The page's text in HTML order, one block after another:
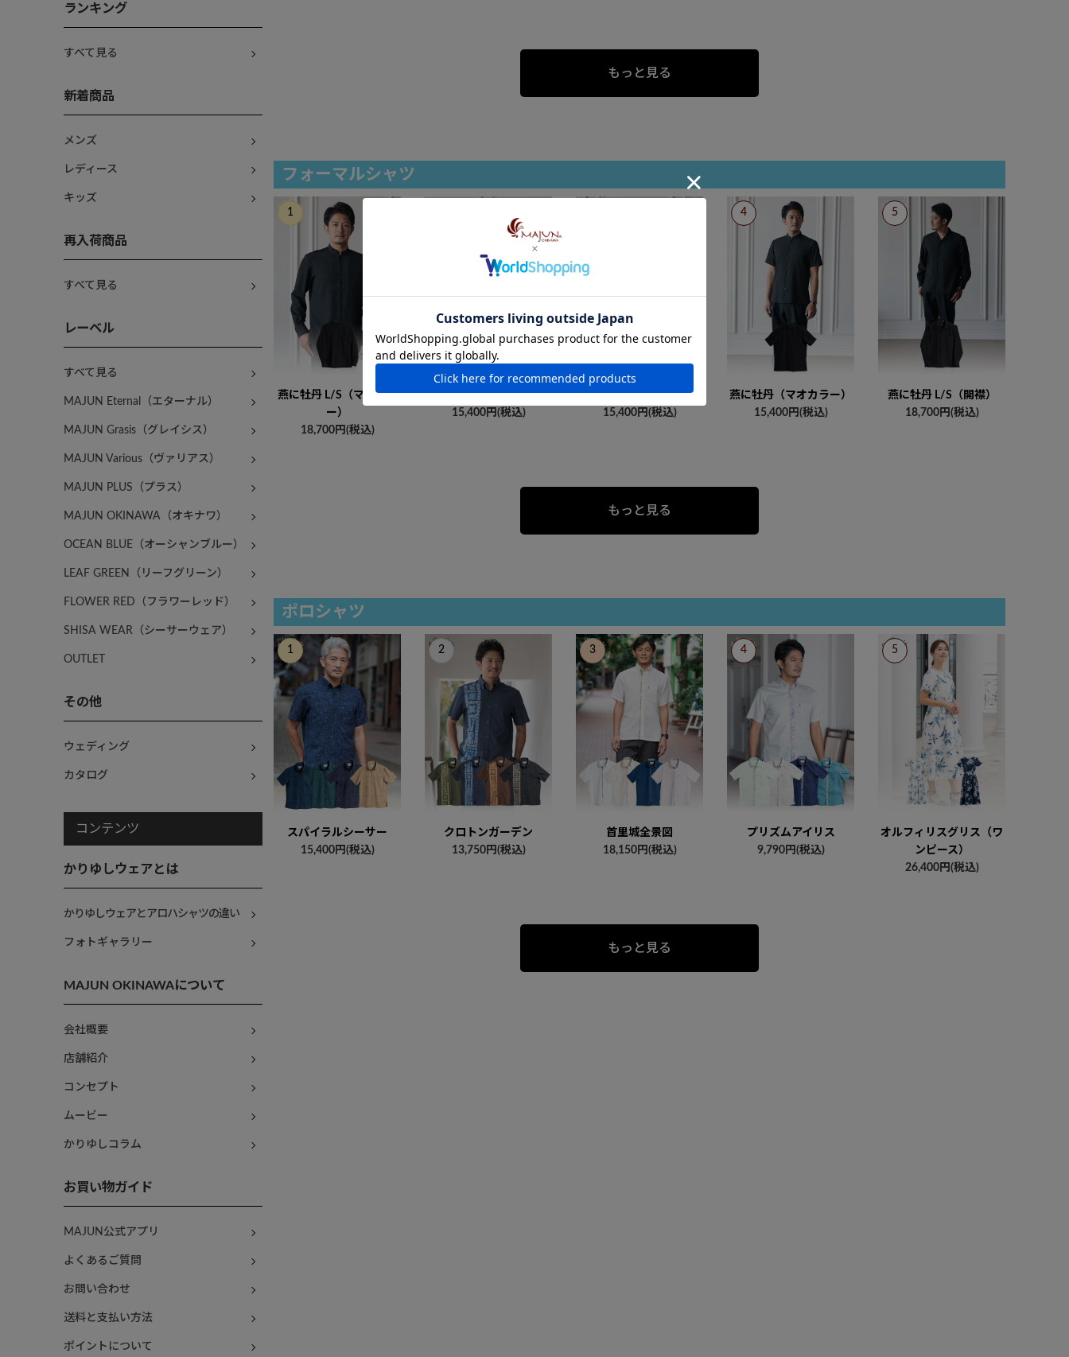
ランキング
すべて見る
新着商品
メンズ
レディース
キッズ
再入荷商品
すべて見る
レーベル
すべて見る
MAJUN Eternal（エターナル）
MAJUN Grasis（グレイシス）
MAJUN Various（ヴァリアス）
MAJUN PLUS（プラス）
MAJUN OKINAWA（オキナワ）
OCEAN BLUE（オーシャンブルー）
LEAF GREEN（リーフグリーン）
FLOWER RED（フラワーレッド）
SHISA WEAR（シーサーウェア）
OUTLET
その他
ウェディング
カタログ
コンテンツ
かりゆしウェアとは
かりゆしウェアとアロハシャツの違い
フォトギャラリー
MAJUN OKINAWAについて
会社概要
店舗紹介
コンセプト
ムービー
かりゆしコラム
お買い物ガイド
MAJUN公式アプリ
よくあるご質問
お問い合わせ
送料と支払い方法
ポイントについて
もっと見る
フォーマルシャツ
燕に牡丹 L/S（マオカラ
ー）
18,700円(税込)
燕に牡丹
15,400円(税込)
燕に牡丹（開襟）
15,400円(税込)
燕に牡丹（マオカラー）
15,400円(税込)
燕に牡丹 L/S（開襟）
18,700円(税込)
もっと見る
ポロシャツ
スパイラルシーサー
15,400円(税込)
クロトンガーデン
13,750円(税込)
首里城全景図
18,150円(税込)
プリズムアイリス
9,790円(税込)
オルフィリスグリス（ワ
ンピース）
26,400円(税込)
もっと見る